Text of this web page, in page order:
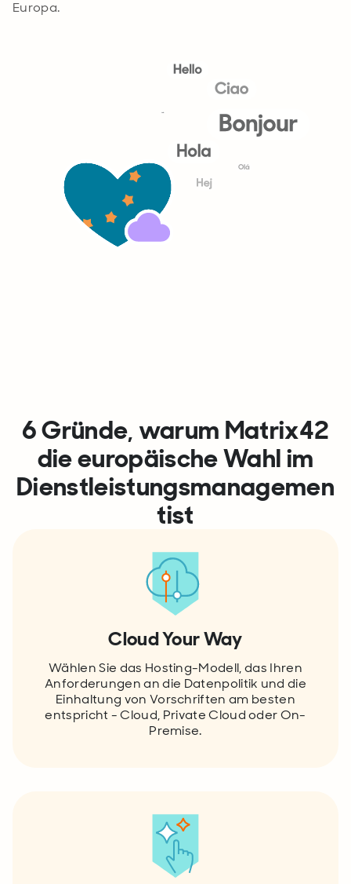
Europa.
6Gründe, warum Matrix42
die europäische Wahlim
Dienstleistungsmanagemen
tist
Cloud Your Way
Wählen Sie das Hosting-Modell, das Ihren
Anforderungen an die Datenpolitik und die
Einhaltung von Vorschriften am besten
entspricht - Cloud, Private Cloud oder On-
Premise.